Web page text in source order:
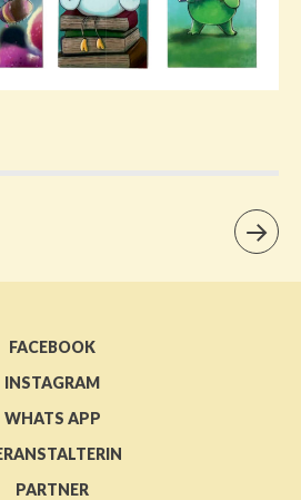
FACEBOOK
INSTAGRAM
WHATS APP
PARTNER